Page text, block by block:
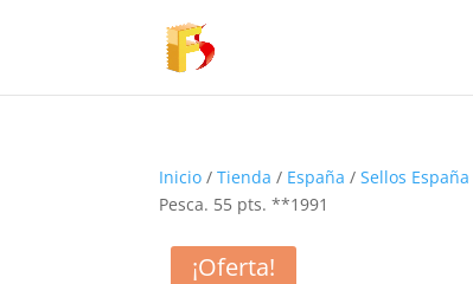
Inicio /Tienda / España /Sellos España
Pesca. 55 pts. **1991
¡Oferta!